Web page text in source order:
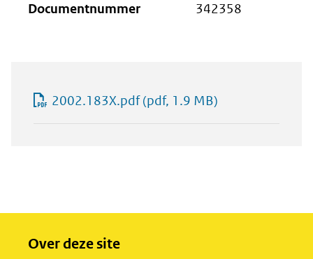
Documentnummer
342358
2002.183X.pdf(pdf, 1.9 MB)
Over deze site